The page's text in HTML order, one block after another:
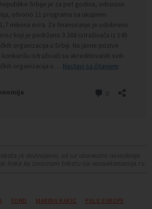
je dozvoljeno, ali uz obavezno navođenje
linka ka izvornom tekstu na novaekonomija.rs
FOND MARINA RAKIC PULS EVROPE